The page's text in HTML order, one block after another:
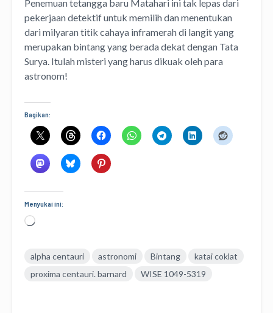
Penemuan tetangga baru Matahari ini tak lepas dari
pekerjaan detektif untuk memilih dan menentukan
dari milyaran titik cahaya inframerah di langit yang
merupakan bintang yang berada dekat dengan Tata
Surya. Itulah misteri yang harus dikuak oleh para
astronom!
Bagikan:
Menyukai ini:
Memuat...
alpha centauri astronomi Bintang
katai coklat
proxima centauri. barnard
WISE 1049-5319